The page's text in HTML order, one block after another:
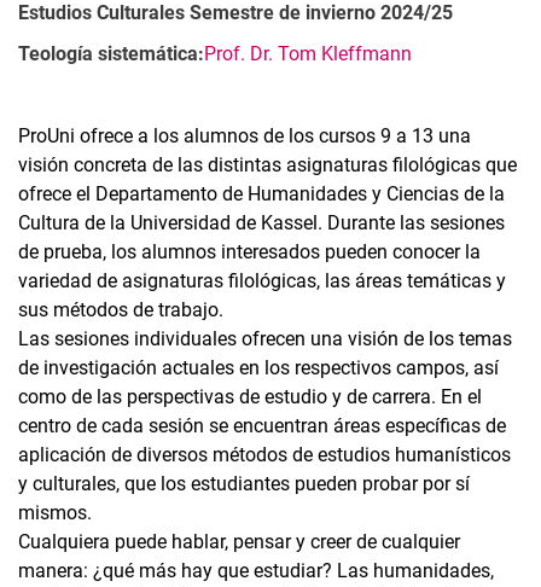
Estudios Culturales Semestre de invierno 2024/25
Teología sistemática:Prof. Dr. Tom Kleffmann
ProUni ofrece a los alumnos de los cursos 9 a 13 una
visión concreta de las distintas asignaturas filológicas que
ofrece el Departamento de Humanidades y Ciencias de la
Cultura de la Universidad de Kassel. Durante las sesiones
de prueba, los alumnos interesados pueden conocer la
variedad de asignaturas filológicas, las áreas temáticas y
sus métodos de trabajo.
Las sesiones individuales ofrecen una visión de los temas
de investigación actuales en los respectivos campos, así
como de las perspectivas de estudio y de carrera. En el
centro de cada sesión se encuentran áreas específicas de
aplicación de diversos métodos de estudios humanísticos
y culturales, que los estudiantes pueden probar por sí
mismos.
Cualquiera puede hablar, pensar y creer de cualquier
manera: ¿qué más hay que estudiar? Las humanidades,